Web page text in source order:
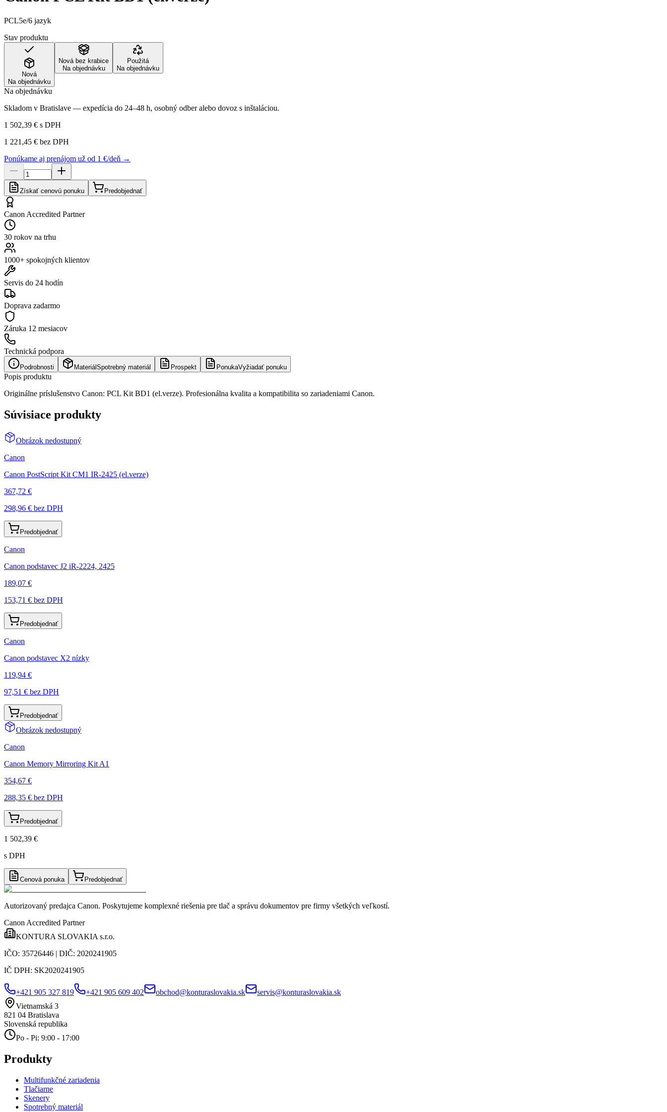
PCL5e/6 jazyk
Stav produktu
Nová
Na objednávku
Nová bez krabice
Na objednávku
Použitá
Na objednávku
Na objednávku
Skladom v Bratislave — expedícia do 24–48 h, osobný odber alebo dovoz s inštaláciou.
1 502,39 € s DPH
1 221,45 € bez DPH
Ponúkame aj prenájom už od 1 €/deň →
Získať cenovú ponuku Predobjednať
Canon Accredited Partner
30 rokov na trhu
1000+ spokojných klientov
Servis do 24 hodín
Doprava zadarmo
Záruka 12 mesiacov
Technická podpora
Podrobnosti Materiál Spotrebný materiál Prospekt PonukaVyžiadať ponuku
Popis produktu
Originálne príslušenstvo Canon: PCL Kit BD1 (el.verze). Profesionálna kvalita a kompatibilita so zariadeniami Canon.
Súvisiace produkty
Obrázok nedostupný
Canon
Canon PostScript Kit CM1 IR-2425 (el.verze)
367,72 €
298,96 € bez DPH
Predobjednať
Canon
Canon podstavec J2 iR-2224, 2425
189,07 €
153,71 € bez DPH
Predobjednať
Canon
Canon podstavec X2 nízky
119,94 €
97,51 € bez DPH
Predobjednať
Obrázok nedostupný
Canon
Canon Memory Mirroring Kit A1
354,67 €
288,35 € bez DPH
Predobjednať
1 502,39 €
s DPH
Cenová ponuka Predobjednať
Autorizovaný predajca Canon. Poskytujeme komplexné riešenia pre tlač a správu dokumentov pre firmy všetkých veľkostí.
Canon Accredited Partner
KONTURA SLOVAKIA s.r.o.
IČO: 35726446 | DIČ: 2020241905
IČ DPH: SK2020241905
+421 905 327 819 +421 905 609 402 obchod@konturaslovakia.sk
servis@konturaslovakia.sk
Vietnamská 3
821 04 Bratislava
Slovenská republika
Po - Pi: 9:00 - 17:00
Produkty
Multifunkčné zariadenia
Tlačiarne
Skenery
Spotrebný materiál